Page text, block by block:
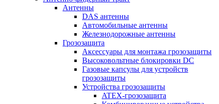
Антенны
DAS антенны
Автомобильные антенны
Железнодорожные антенны
Грозозащита
Аксессуары для монтажа грозозащиты
Высоковольтные блокировки DC
Газовые капсулы для устройств
грозозащиты
Устройства грозозащиты
ATEX-грозозащита